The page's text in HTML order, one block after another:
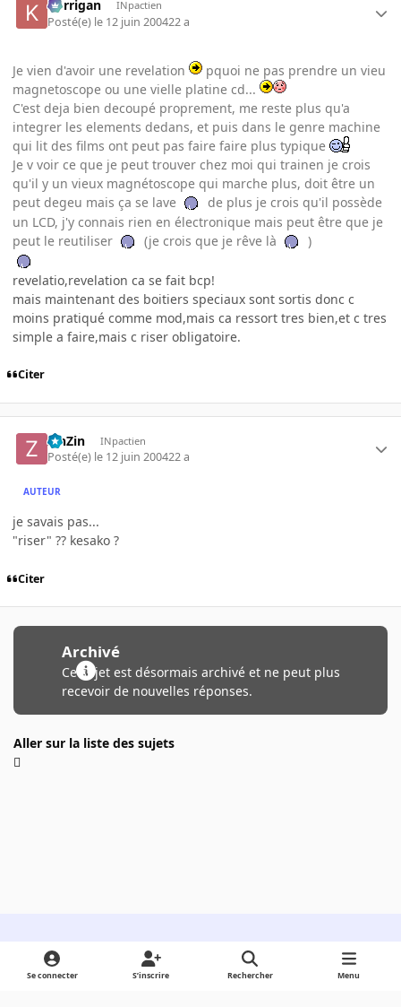
korrigan INpactien
Posté(e) le 12 juin 200422 a
Je vien d'avoir une revelation
pquoi ne pas prendre un vieu
magnetoscope ou une vielle platine cd...
C'est deja bien decoupé proprement, me reste plus qu'a
integrer les elements dedans, et puis dans le genre machine
qui lit des films ont peut pas faire faire plus typique
Je v voir ce que je peut trouver chez moi qui trainen je crois
qu'il y un vieux magnétoscope qui marche plus, doit être un
peut degeu mais ça se lave
de plus je crois qu'il possède
un LCD, j'y connais rien en électronique mais peut être que je
peut le reutiliser
(je crois que je rêve là )
revelatio,revelation ca se fait bcp!
mais maintenant des boitiers speciaux sont sortis donc c
moins pratiqué comme mod,mais ca ressort tres bien,et c tres
simple a faire,mais c riser obligatoire.
Citer
ZinZin INpactien
Posté(e) le 12 juin 200422 a
AUTEUR
je savais pas...
"riser" ?? kesako ?
Citer
Archivé
Ce sujet est désormais archivé et ne peut plus
recevoir de nouvelles réponses.
Aller sur la liste des sujets
Light ModeDark ModeSystem Preference
Se connecter S’inscrire Rechercher Menu